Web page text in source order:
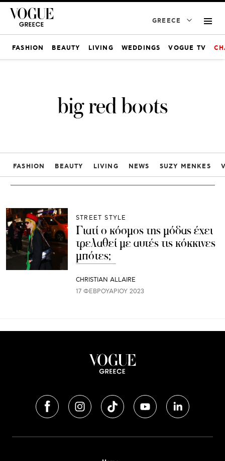
GREECE
FASHION BEAUTY LIVING WEDDINGS VOGUE TV
big red boots
FASHION BEAUTY LIVING NEWS SUZY MENKES
STREET STYLE
Γιατί ο κόσμος της μόδας έχει
τρελαθεί με αυτές τις κόκκινες
μπότες;
CHRISTIAN ALLAIRE
17 ΦΕΒΡΟΥΑΡΊΟΥ 2023